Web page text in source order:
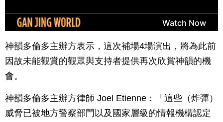
神韻多倫多主辦方表示，這次補場4場演出，將為此前
因故未能觀賞的觀眾與支持者提供再次欣賞神韻的機
會。
神韻多倫多主辦方律師 Joel Etienne：「這些（炸彈）
威脅已被地方警察部門以及國家層級的情報機構認定